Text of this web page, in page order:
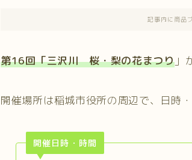
記事内に商品
第16回「三沢川 桜・梨の花まつり」
開催場所は稲城市役所の周辺で、日時
開催日時・時間